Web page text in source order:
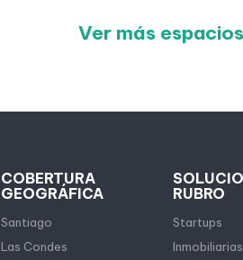
Ver más espacios
COBERTURA
GEOGRÁFICA
Santiago
Las Condes
RUBRO
Startups
Inmobiliarias